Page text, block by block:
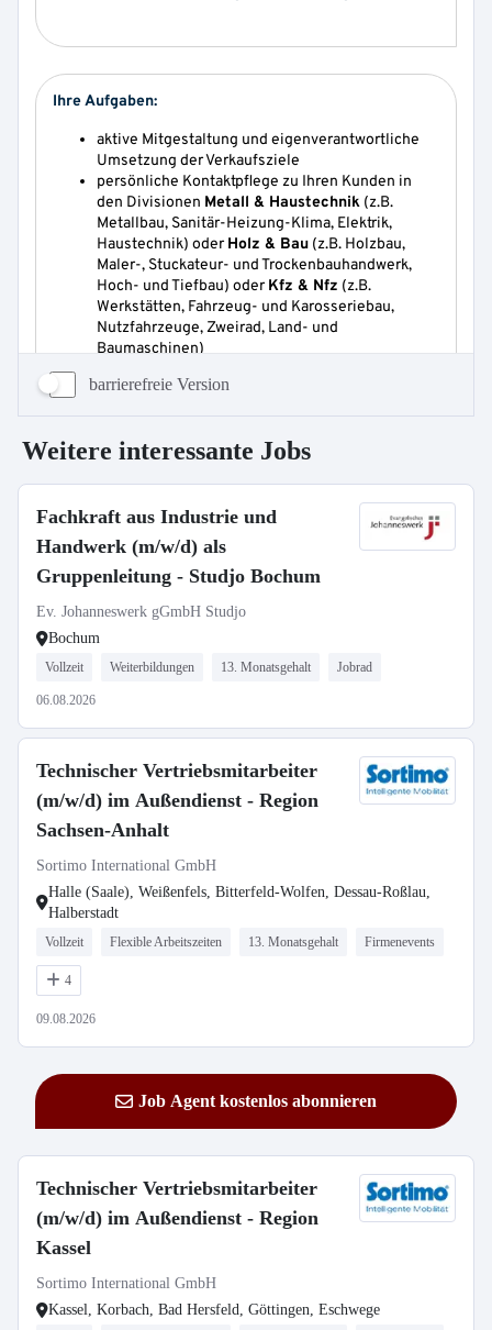
barrierefreie Version
Weitere interessante Jobs
Fachkraft aus Industrie und
Handwerk (m/w/d) als
Gruppenleitung - Studjo Bochum
Ev. Johanneswerk gGmbH Studjo
Bochum
Vollzeit Weiterbildungen 13. Monatsgehalt Jobrad
06.08.2026
Technischer Vertriebsmitarbeiter
(m/w/d) im Außendienst - Region
Sachsen-Anhalt
Sortimo International GmbH
Halle (Saale), Weißenfels, Bitterfeld-Wolfen, Dessau-Roßlau,
Halberstadt
Vollzeit Flexible Arbeitszeiten 13. Monatsgehalt Firmenevents
4
09.08.2026
Job Agent kostenlos abonnieren
Technischer Vertriebsmitarbeiter
(m/w/d) im Außendienst - Region
Kassel
Sortimo International GmbH
Kassel, Korbach, Bad Hersfeld, Göttingen, Eschwege